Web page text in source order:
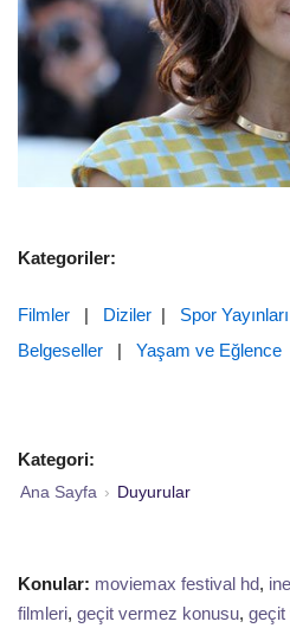
Kategoriler:
Filmler | Diziler | Spor Yayınları
Belgeseller | Yaşam ve Eğlence
Kategori:
Ana Sayfa › Duyurular
Konular: moviemax festival hd,
filmleri, geçit vermez konusu, geçit